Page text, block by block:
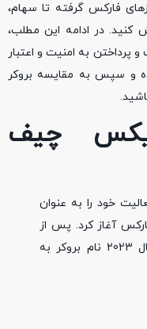
فارکس گرفته تا سهام،
کنید. در ادامه این مطلب،
به امنیت و اعتبار
و سپس به مقایسه بروکر
چیف
فارکس چیف در سال 2014 فعالیت خود را به عنوان
آغاز کرد. پس از
گذشت چند سال از فعالیت در سال 2023 نام بروکر به